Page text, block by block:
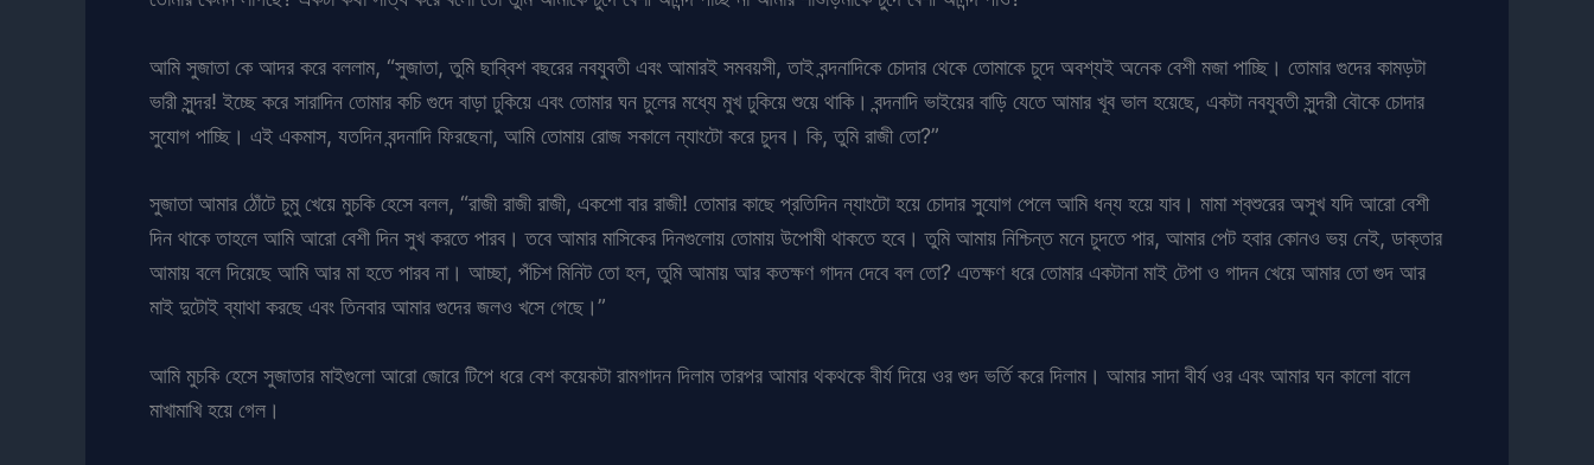
আমি সুজাতা কে আদর করে বললাম, “সুজাতা, তুমি ছাব্বিশ বছরের নবযুবতী এবং আমারই সমবয়সী, তাই বন্দনাদিকে চোদার থেকে তোমাকে চুদে অবশ্যই অনেক বেশী মজা পাচ্ছি। তোমার গুদের কামড়টা
ভারী সুন্দর! ইচ্ছে করে সারাদিন তোমার কচি গুদে বাড়া ঢুকিয়ে এবং তোমার ঘন চুলের মধ্যে মুখ ঢুকিয়ে শুয়ে থাকি। বন্দনাদি ভাইয়ের বাড়ি যেতে আমার খূব ভাল হয়েছে, একটা নবযুবতী সুন্দরী বৌকে চোদার
সুযোগ পাচ্ছি। এই একমাস, যতদিন বন্দনাদি ফিরছেনা, আমি তোমায় রোজ সকালে ন্যাংটো করে চুদব। কি, তুমি রাজী তো?”
সুজাতা আমার ঠোঁটে চুমু খেয়ে মুচকি হেসে বলল, “রাজী রাজী রাজী, একশো বার রাজী! তোমার কাছে প্রতিদিন ন্যাংটো হয়ে চোদার সুযোগ পেলে আমি ধন্য হয়ে যাব। মামা শ্বশুরের অসুখ যদি আরো বেশী
দিন থাকে তাহলে আমি আরো বেশী দিন সুখ করতে পারব। তবে আমার মাসিকের দিনগুলোয় তোমায় উপোষী থাকতে হবে। তুমি আমায় নিশ্চিন্ত মনে চুদতে পার, আমার পেট হবার কোনও ভয় নেই, ডাক্তার
আমায় বলে দিয়েছে আমি আর মা হতে পারব না। আচ্ছা, পঁচিশ মিনিট তো হল, তুমি আমায় আর কতক্ষণ গাদন দেবে বল তো? এতক্ষণ ধরে তোমার একটানা মাই টেপা ও গাদন খেয়ে আমার তো গুদ আর
মাই দুটোই ব্যাথা করছে এবং তিনবার আমার গুদের জলও খসে গেছে।”
আমি মুচকি হেসে সুজাতার মাইগুলো আরো জোরে টিপে ধরে বেশ কয়েকটা রামগাদন দিলাম তারপর আমার থকথকে বীর্য দিয়ে ওর গুদ ভর্তি করে দিলাম। আমার সাদা বীর্য ওর এবং আমার ঘন কালো বালে
মাখামাখি হয়ে গেল।